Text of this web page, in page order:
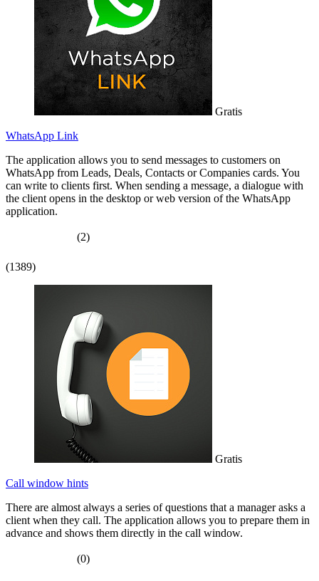
Gratis
WhatsApp Link
The application allows you to send messages to customers on
WhatsApp from Leads, Deals, Contacts or Companies cards. You
can write to clients first. When sending a message, a dialogue with
the client opens in the desktop or web version of the WhatsApp
application.
(2)
(1389)
Gratis
Call window hints
There are almost always a series of questions that a manager asks a
client when they call. The application allows you to prepare them in
advance and shows them directly in the call window.
(0)